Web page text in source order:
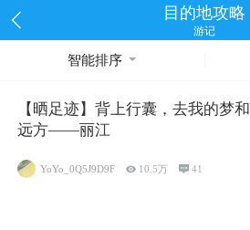
目的地攻略
游记
智能排序
【晒足迹】背上行囊，去我的梦和
远方——丽江
YoYo_0Q5J9D9F  10.5万 41